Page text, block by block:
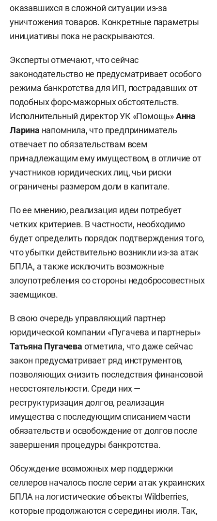
оказавшихся в сложной ситуации из-за
уничтожения товаров. Конкретные параметры
инициативы пока не раскрываются.
Эксперты отмечают, что сейчас
законодательство не предусматривает особого
режима банкротства для ИП, пострадавших от
подобных форс-мажорных обстоятельств.
Исполнительный директор УК «Помощь»Анна
Ларина напомнила, что предприниматель
отвечает по обязательствам всем
принадлежащим ему имуществом, в отличие от
участников юридических лиц, чьи риски
ограничены размером доли в капитале.
По ее мнению, реализация идеи потребует
четких критериев. В частности, необходимо
будет определить порядок подтверждения того,
что убытки действительно возникли из-за атак
БПЛА, а также исключить возможные
злоупотребления со стороны недобросовестных
заемщиков.
В свою очередь управляющий партнер
юридической компании «Пугачева и партнеры»
Татьяна Пугачева отметила, что даже сейчас
закон предусматривает ряд инструментов,
позволяющих снизить последствия финансовой
несостоятельности. Среди них —
реструктуризация долгов, реализация
имущества с последующим списанием части
обязательств и освобождение от долгов после
завершения процедуры банкротства.
Обсуждение возможных мер поддержки
селлеров началось после серии атак украинских
БПЛА на логистические объекты Wildberries,
которые продолжаются с середины июля. Так,